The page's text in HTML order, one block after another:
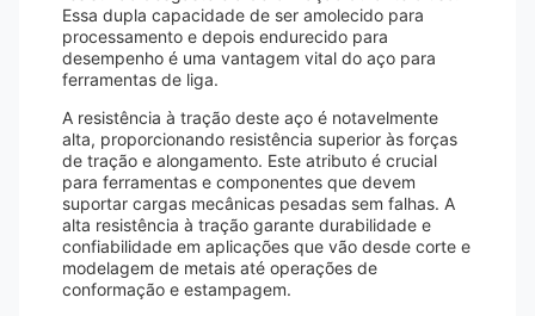
Essa dupla capacidade de ser amolecido para
processamento e depois endurecido para
desempenho é uma vantagem vital do aço para
ferramentas de liga.
A resistência à tração deste aço é notavelmente
alta, proporcionando resistência superior às forças
de tração e alongamento. Este atributo é crucial
para ferramentas e componentes que devem
suportar cargas mecânicas pesadas sem falhas. A
alta resistência à tração garante durabilidade e
confiabilidade em aplicações que vão desde corte e
modelagem de metais até operações de
conformação e estampagem.